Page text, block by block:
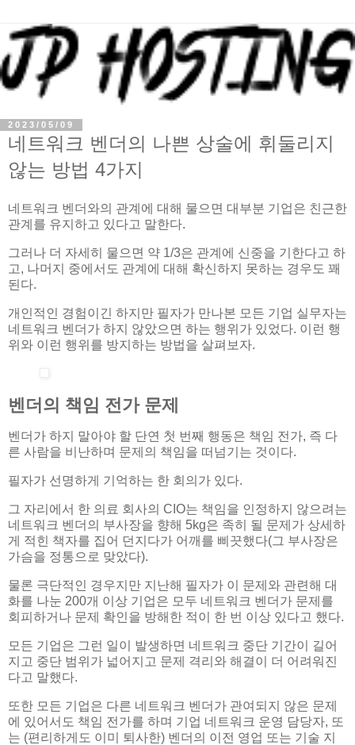
2023/05/09
네트워크 벤더의 나쁜 상술에 휘둘리지
않는 방법 4가지
네트워크 벤더와의 관계에 대해 물으면 대부분 기업은 친근한
관계를 유지하고 있다고 말한다.
그러나 더 자세히 물으면 약 1/3은 관계에 신중을 기한다고 하
고, 나머지 중에서도 관계에 대해 확신하지 못하는 경우도 꽤
된다.
개인적인 경험이긴 하지만 필자가 만나본 모든 기업 실무자는
네트워크 벤더가 하지 않았으면 하는 행위가 있었다. 이런 행
위와 이런 행위를 방지하는 방법을 살펴보자.
벤더의 책임 전가 문제
벤더가 하지 말아야 할 단연 첫 번째 행동은 책임 전가, 즉 다
른 사람을 비난하며 문제의 책임을 떠넘기는 것이다.
필자가 선명하게 기억하는 한 회의가 있다.
그 자리에서 한 의료 회사의 CIO는 책임을 인정하지 않으려는
네트워크 벤더의 부사장을 향해 5kg은 족히 될 문제가 상세하
게 적힌 책자를 집어 던지다가 어깨를 삐끗했다(그 부사장은
가슴을 정통으로 맞았다).
물론 극단적인 경우지만 지난해 필자가 이 문제와 관련해 대
화를 나눈 200개 이상 기업은 모두 네트워크 벤더가 문제를
회피하거나 문제 확인을 방해한 적이 한 번 이상 있다고 했다.
모든 기업은 그런 일이 발생하면 네트워크 중단 기간이 길어
지고 중단 범위가 넓어지고 문제 격리와 해결이 더 어려워진
다고 말했다.
또한 모든 기업은 다른 네트워크 벤더가 관여되지 않은 문제
에 있어서도 책임 전가를 하며 기업 네트워크 운영 담당자, 또
는 (편리하게도 이미 퇴사한) 벤더의 이전 영업 또는 기술 지